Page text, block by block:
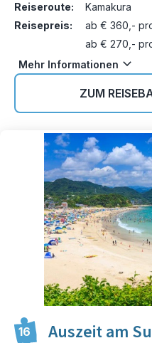
Reiseroute:
Kamakura
Reisepreis:
ab € 360,-
ab € 270,-
Mehr Informationen
ZUM
16 Auszeit am